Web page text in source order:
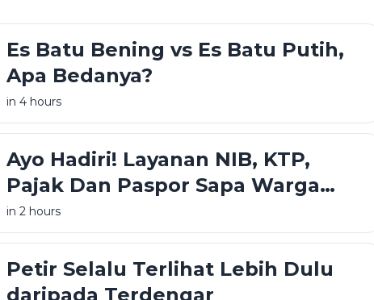
Es Batu Bening vs Es Batu Putih,
Apa Bedanya?
in 4 hours
Ayo Hadiri! Layanan NIB, KTP,
Pajak Dan Paspor Sapa Warga
Sosa Sekitar
in 2 hours
Petir Selalu Terlihat Lebih Dulu
daripada Terdengar